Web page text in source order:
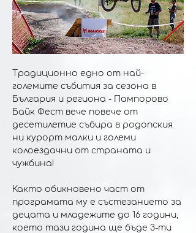
Традиционно едно от най-
големите събития за сезона в
България и региона - Пампорово
Байк Фест вече повече от
десетилетие събира в родопския
ни курорт малки и големи
колоездачни от страната и
чужбина!
Както обикновено част от
програмата му е състезанието за
децата и младежите до 16 години,
което тази година ще бъде 3-ти